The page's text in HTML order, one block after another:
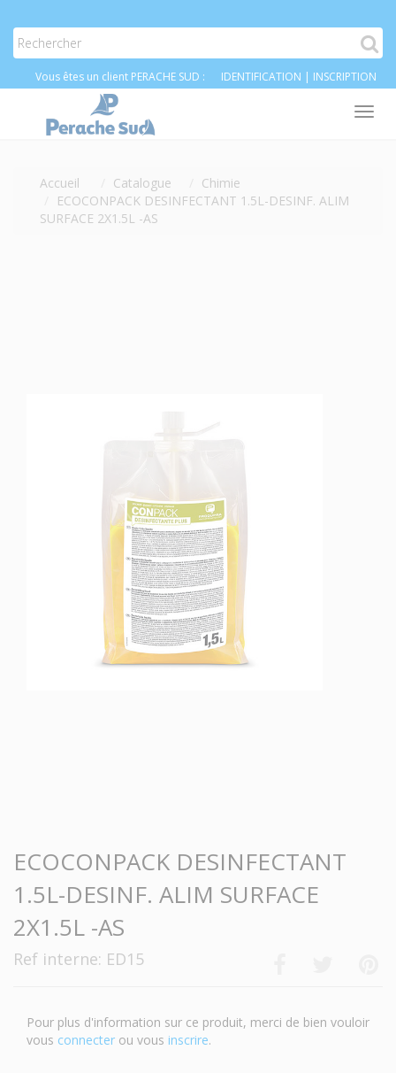
Vous êtes un client PERACHE SUD : IDENTIFICATION | INSCRIPTION
Accueil Catalogue
Chimie
ECOCONPACK DESINFECTANT 1.5L-DESINF. ALIM
SURFACE 2X1.5L -AS
ECOCONPACK DESINFECTANT
1.5L-DESINF. ALIM SURFACE
2X1.5L -AS
Ref interne: ED15
Pour plus d'information sur ce produit, merci de bien vouloir
vous connecter ou vous inscrire.